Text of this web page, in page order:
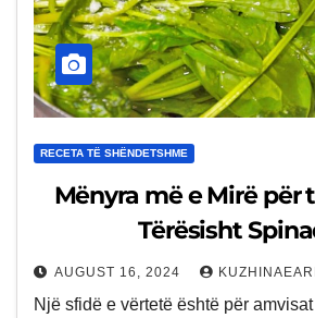
RECETA TË SHËNDETSHME
Mënyra më e Mirë për
Tërësisht
AUGUST 16, 2024
Një sfidë e vërtetë është për